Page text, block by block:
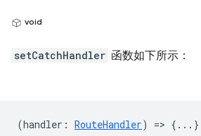
void
setCatchHandler 函数如下所示：
(handler : RouteHandler) => {...}